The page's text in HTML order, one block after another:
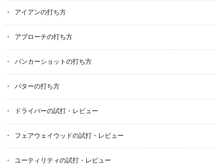
アイアンの打ち方
アプローチの打ち方
バンカーショットの打ち方
パターの打ち方
ドライバーの試打・レビュー
フェアウェイウッドの試打・レビュー
ユーティリティの試打・レビュー